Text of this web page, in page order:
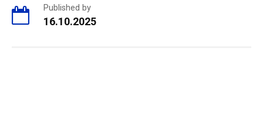
Published by
16.10.2025